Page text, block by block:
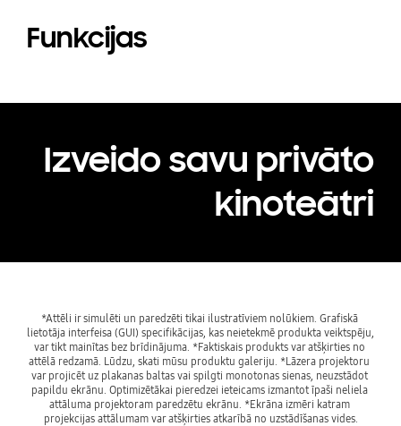
Funkcijas
Izveido savu privāto
kinoteātri
*Attēli ir simulēti un paredzēti tikai ilustratīviem nolūkiem. Grafiskā
lietotāja interfeisa (GUI) specifikācijas, kas neietekmē produkta veiktspēju,
var tikt mainītas bez brīdinājuma. *Faktiskais produkts var atšķirties no
attēlā redzamā. Lūdzu, skati mūsu produktu galeriju. *Lāzera projektoru
var projicēt uz plakanas baltas vai spilgti monotonas sienas, neuzstādot
papildu ekrānu. Optimizētākai pieredzei ieteicams izmantot īpaši neliela
attāluma projektoram paredzētu ekrānu. *Ekrāna izmēri katram
projekcijas attālumam var atšķirties atkarībā no uzstādīšanas vides.